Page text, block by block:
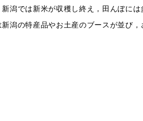
潟では新米が収穫し終え，田んぼに
潟の特産品やお土産のブースが並び